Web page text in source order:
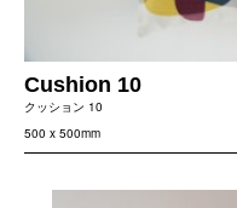
Cushion 10
クッション 10
500 x 500mm